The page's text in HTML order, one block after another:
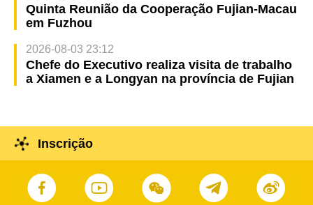
Quinta Reunião da Cooperação Fujian-Macau
em Fuzhou
2026-08-03 23:12
Chefe do Executivo realiza visita de trabalho
a Xiamen e a Longyan na província de Fujian
Inscrição